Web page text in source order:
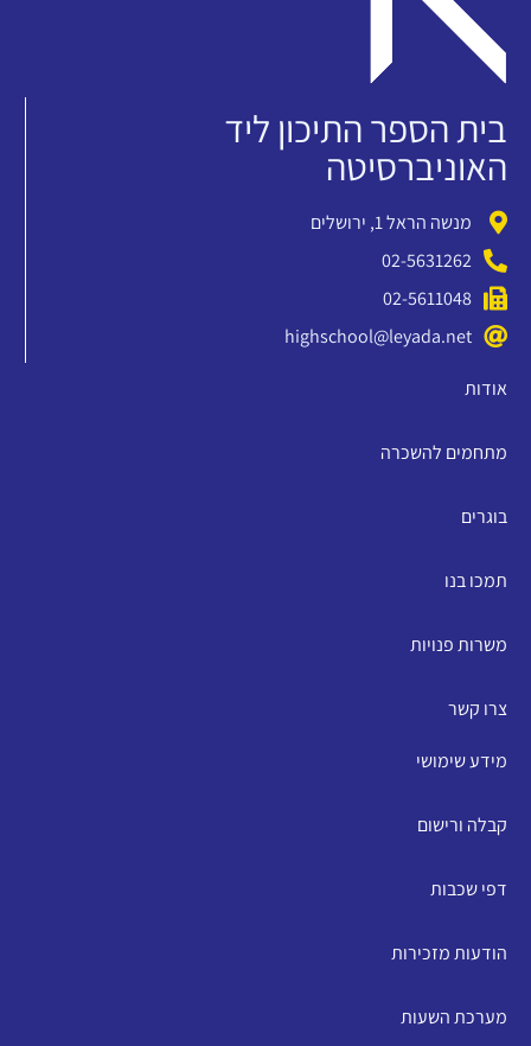
בית הספר התיכון ליד
האוניברסיטה
מנשה הראל 1, ירושלים
02-5631262
02-5611048
highschool@leyada.net
אודות
מתחמים להשכרה
בוגרים
תמכו בנו
משרות פנויות
צרו קשר
מידע שימושי
קבלה ורישום
דפי שכבות
הודעות מזכירות
מערכת השעות